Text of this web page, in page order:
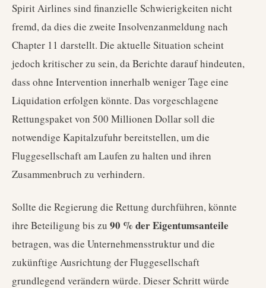
Spirit Airlines sind finanzielle Schwierigkeiten nicht
fremd, da dies die zweite Insolvenzanmeldung nach
Chapter 11 darstellt. Die aktuelle Situation scheint
jedoch kritischer zu sein, da Berichte darauf hindeuten,
dass ohne Intervention innerhalb weniger Tage eine
Liquidation erfolgen könnte. Das vorgeschlagene
Rettungspaket von 500 Millionen Dollar soll die
notwendige Kapitalzufuhr bereitstellen, um die
Fluggesellschaft am Laufen zu halten und ihren
Zusammenbruch zu verhindern.
Sollte die Regierung die Rettung durchführen, könnte
ihre Beteiligung bis zu 90 % der Eigentumsanteile
betragen, was die Unternehmensstruktur und die
zukünftige Ausrichtung der Fluggesellschaft
grundlegend verändern würde. Dieser Schritt würde